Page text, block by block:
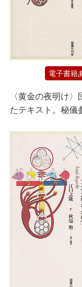
電子書籍
〈黄金の夜明け
たテキスト。秘儀